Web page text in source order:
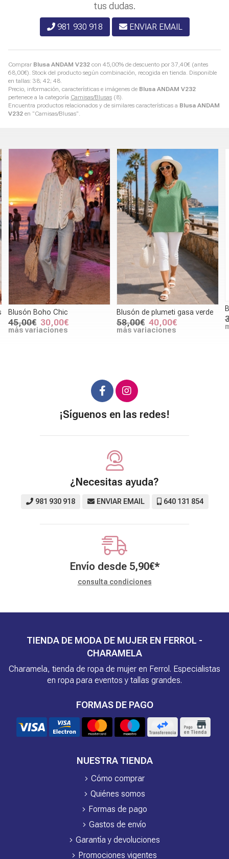
Comprar Blusa ANDAM V232 con 45,00% de descuento por 37,40€ (antes
68,00€). Stock del producto según combinación, recogida en tienda. Disponible
en tallas: 38; 42; 48.
Precio, información, características e imágenes de Blusa ANDAM V232
pertenece a la categoría Camisas/Blusas (8).
Encuentra productos relacionados y de similares características a Blusa ANDAM
V232 en "Camisas/Blusas".
tus dudas.
981 930 918 ENVIAR EMAIL
Blusón de plumeti gasa verde
58,00€ 40,00€
más variaciones
Blusón estampado 3587
36,00€ 25,20€
más variaciones
¡Síguenos en las redes!
¿Necesitas ayuda?
981 930 918 ENVIAR EMAIL 640 131 854
Envío desde 5,90€*
consulta condiciones
TIENDA DE MODA DE MUJER EN FERROL -
CHARAMELA
Charamela, tienda de ropa de mujer en Ferrol. Especialistas
en ropa para eventos y tallas grandes.
FORMAS DE PAGO
NUESTRA TIENDA
Cómo comprar
Quiénes somos
Formas de pago
Gastos de envío
Garantía y devoluciones
Promociones vigentes